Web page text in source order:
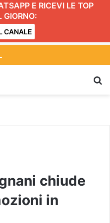
E RICEVI LE TOP
GIORNO:
CANALE
arrestato a Pescara
chiude
in